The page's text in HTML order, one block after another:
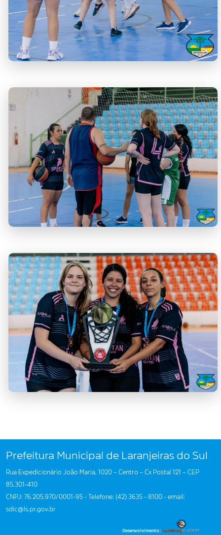
Prefeitura Municipal de Laranjeiras do Sul
Rua Expedicionário João Maria, 1020 – Centro – Cx Postal 121 – CEP
85.301-410
CNPJ: 76.205.970/0001-95 - Telefone: (42) 3635 - 8100 - email:
sdic@ls.pr.gov.br